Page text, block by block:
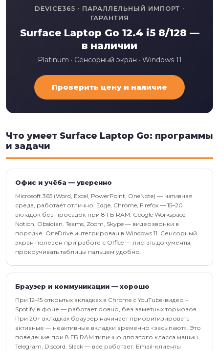
DEVICE365 · ПАРАЛЛЕЛЬНЫЙ ИМПОРТ ·
ГАРАНТИЯ
Surface Laptop Go 12.4 i5 8/128 —
в наличии
Platinum · Сенсорный экран · Windows 11
Проверить цену и наличие
Что умеет Surface Laptop Go: программы
и задачи
Офис и учёба — уверенно
Microsoft 365 (Word, Excel, PowerPoint, OneNote) — нативная
среда, работает отлично. Edge, Chrome, Firefox — 15–20
вкладок без просадок при 8 ГБ RAM. Google Workspace,
Notion, Obsidian. Teams, Zoom, Skype — видеозвонки в
порядке. OneDrive интегрирован в Windows 11. Сенсорный
экран полезен при работе с Office — листать документы,
прокручивать таблицы пальцем удобно.
Браузер и коммуникации — хорошо
При 12–15 открытых вкладках в Chrome с YouTube-видео +
Spotify в фоне — работает ровно, без заметных тормозов.
При 20+ вкладках браузер начинает приоритизировать
активные — неактивные вкладки временно «засыпают». Это
поведение при 8 ГБ RAM типично для этого класса машин.
Telegram, Discord, Slack — всё работает. Email-клиенты